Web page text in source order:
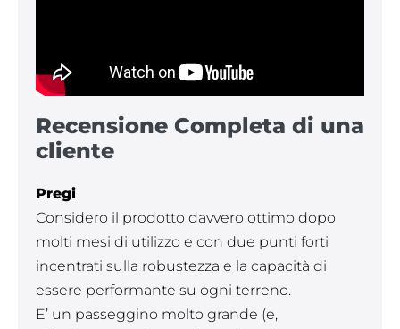
Recensione Completa di una
cliente
Pregi
Considero il prodotto davvero ottimo dopo
molti mesi di utilizzo e con due punti forti
incentrati sulla robustezza e la capacità di
essere performante su ogni terreno.
E’ un passeggino molto grande (e,